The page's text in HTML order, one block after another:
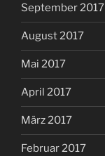
September 2017
August 2017
Mai 2017
April 2017
März 2017
Februar 2017